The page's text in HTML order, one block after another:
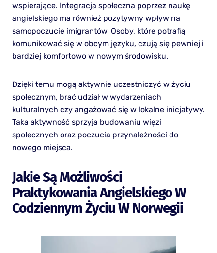
wspierające. Integracja społeczna poprzez naukę
angielskiego ma również pozytywny wpływ na
samopoczucie imigrantów. Osoby, które potrafią
komunikować się w obcym języku, czują się pewniej i
bardziej komfortowo w nowym środowisku.
Dzięki temu mogą aktywnie uczestniczyć w życiu
społecznym, brać udział w wydarzeniach
kulturalnych czy angażować się w lokalne inicjatywy.
Taka aktywność sprzyja budowaniu więzi
społecznych oraz poczucia przynależności do
nowego miejsca.
Jakie Są Możliwości
Praktykowania Angielskiego W
Codziennym Życiu W Norwegii